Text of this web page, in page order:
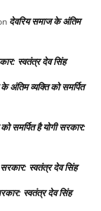
देवरिय समाज के अंतिम
स्वतंत्र देव सिंह
अंतिम व्यक्ति को समर्पित
समर्पित है योगी सरकार:
सरकार: स्वतंत्र देव सिंह
स्वतंत्र देव सिंह